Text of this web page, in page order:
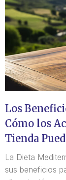
Los
Cómo los
Tienda
La Dieta
sus beneficios